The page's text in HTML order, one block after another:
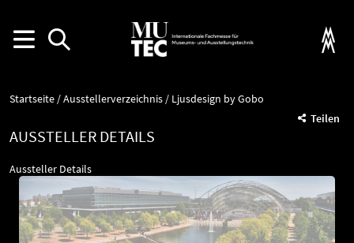
Startseite Ausstellerverzeichnis
Ljusdesign by Gobo
Teilen
AUSSTELLER DETAILS
Aussteller Details